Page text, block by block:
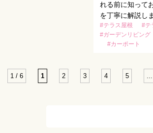
れる前に知って
を丁寧に解説し
#テラス屋根 #テ
#ガーデンリビング
#カーポート
1 / 6 1 2 3 4 5 ...